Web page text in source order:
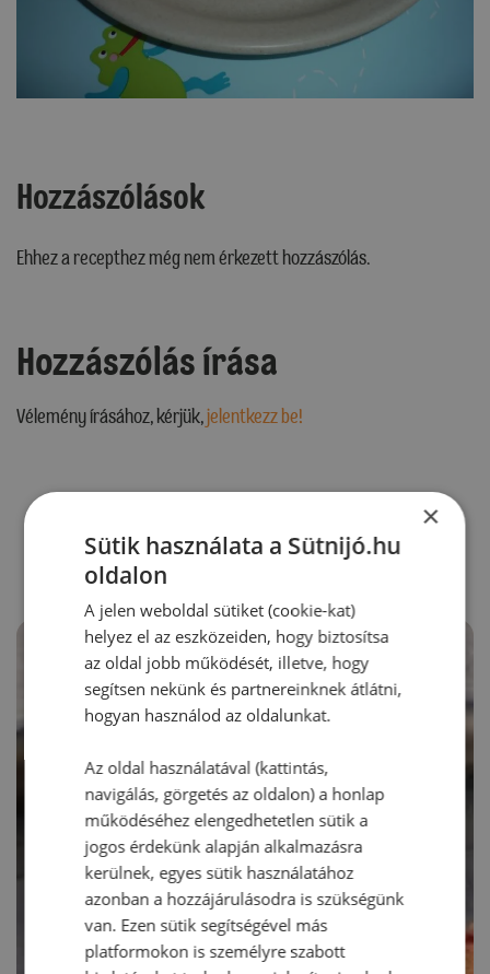
Hozzászólások
Ehhez a recepthez még nem érkezett hozzászólás.
Hozzászólás írása
Vélemény írásához, kérjük,jelentkezz be!
RECEPTAJÁNLÓ ×
Sütik használata a Sütnijó.hu
oldalon
A jelen weboldal sütiket (cookie-kat)
helyez el az eszközeiden, hogy biztosítsa
az oldal jobb működését, illetve, hogy
segítsen nekünk és partnereinknek átlátni,
hogyan használod az oldalunkat.
Az oldal használatával (kattintás,
navigálás, görgetés az oldalon) a honlap
működéséhez elengedhetetlen sütik a
jogos érdekünk alapján alkalmazásra
kerülnek, egyes sütik használatához
azonban a hozzájárulásodra is szükségünk
van. Ezen sütik segítségével más
platformokon is személyre szabott